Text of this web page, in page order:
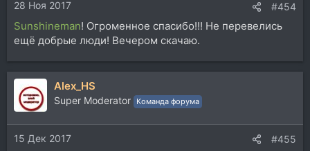
:28 Ноя 2017 #454
Sunshineman! Огроменное спасибо!!! Не перевелись
ещё добрые люди! Вечером скачаю.
Alex_HS
Super Moderator Команда форума
15 Дек 2017 #455